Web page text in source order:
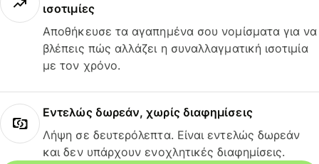
ισοτιμίες
Αποθήκευσε τα αγαπημένα σου νομίσματα για να
βλέπεις πώς αλλάζει η συναλλαγματική ισοτιμία
με τον χρόνο.
Εντελώς δωρεάν, χωρίς διαφημίσεις
Λήψη σε δευτερόλεπτα. Είναι εντελώς δωρεάν
και δεν υπάρχουν ενοχλητικές διαφημίσεις.